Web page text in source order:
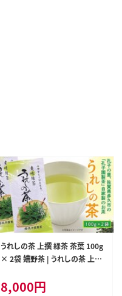
うれしの茶 上撰 緑茶 茶葉 100g
× 2袋 嬉野茶 | うれしの茶 上撰
8,000円